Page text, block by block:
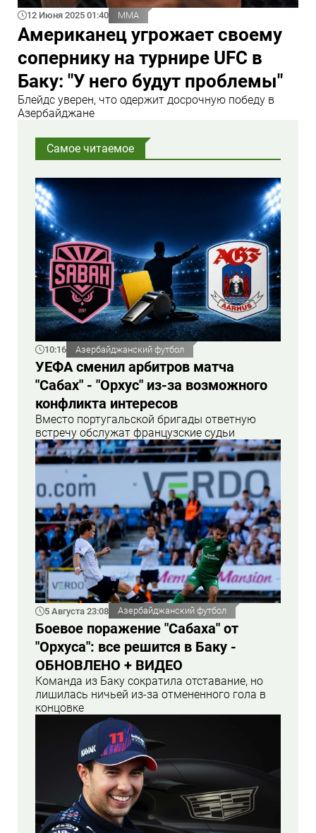
12 Июня 2025 01:40 ММА
Американец угрожает своему
сопернику на турнире UFC в
Баку: "У него будут проблемы"
Блейдс уверен, что одержит досрочную победу в
Азербайджане
Самое читаемое
10:16 Азербайджанский футбол
УЕФА сменил арбитров матча
"Сабах" - "Орхус" из-за возможного
конфликта интересов
Вместо португальской бригады ответную
встречу обслужат французские судьи
5 Августа 23:08 Азербайджанский футбол
Боевое поражение "Сабаха" от
"Орхуса": все решится в Баку -
ОБНОВЛЕНО + ВИДЕО
Команда из Баку сократила отставание, но
лишилась ничьей из-за отмененного гола в
концовке